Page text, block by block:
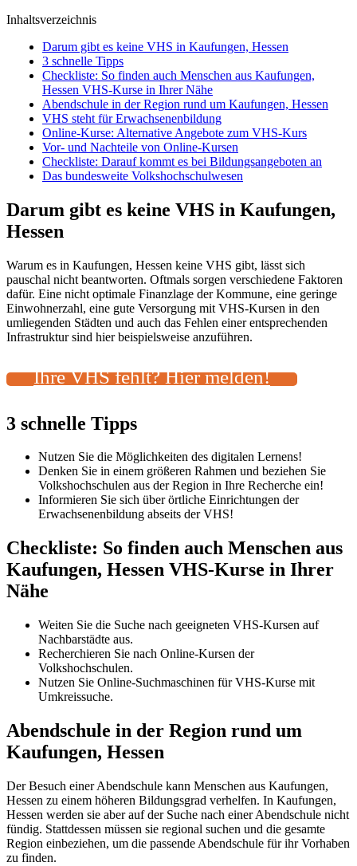
Inhaltsverzeichnis
Darum gibt es keine VHS in Kaufungen, Hessen
3 schnelle Tipps
Checkliste: So finden auch Menschen aus Kaufungen,
Hessen VHS-Kurse in Ihrer Nähe
Abendschule in der Region rund um Kaufungen, Hessen
VHS steht für Erwachsenenbildung
Online-Kurse: Alternative Angebote zum VHS-Kurs
Vor- und Nachteile von Online-Kursen
Checkliste: Darauf kommt es bei Bildungsangeboten an
Das bundesweite Volkshochschulwesen
Darum gibt es keine VHS in Kaufungen,
Hessen
Warum es in Kaufungen, Hessen keine VHS gibt, lässt sich
pauschal nicht beantworten. Oftmals sorgen verschiedene Faktoren
dafür. Eine nicht optimale Finanzlage der Kommune, eine geringe
Einwohnerzahl, eine gute Versorgung mit VHS-Kursen in den
umliegenden Städten und auch das Fehlen einer entsprechenden
Infrastruktur sind hier beispielsweise anzuführen.
Ihre VHS fehlt? Hier melden!
3 schnelle Tipps
Nutzen Sie die Möglichkeiten des digitalen Lernens!
Denken Sie in einem größeren Rahmen und beziehen Sie
Volkshochschulen aus der Region in Ihre Recherche ein!
Informieren Sie sich über örtliche Einrichtungen der
Erwachsenenbildung abseits der VHS!
Checkliste: So finden auch Menschen aus
Kaufungen, Hessen VHS-Kurse in Ihrer
Nähe
Weiten Sie die Suche nach geeigneten VHS-Kursen auf
Nachbarstädte aus.
Recherchieren Sie nach Online-Kursen der
Volkshochschulen.
Nutzen Sie Online-Suchmaschinen für VHS-Kurse mit
Umkreissuche.
Abendschule in der Region rund um
Kaufungen, Hessen
Der Besuch einer Abendschule kann Menschen aus Kaufungen,
Hessen zu einem höheren Bildungsgrad verhelfen. In Kaufungen,
Hessen werden sie aber auf der Suche nach einer Abendschule nicht
fündig. Stattdessen müssen sie regional suchen und die gesamte
Region einbeziehen, um die passende Abendschule für ihr Vorhaben
zu finden.